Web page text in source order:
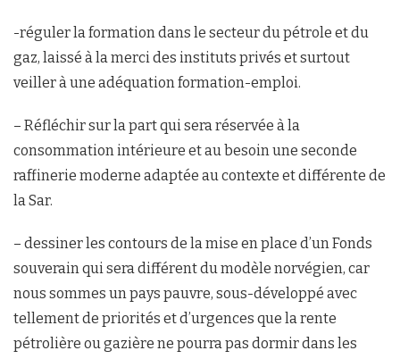
-réguler la formation dans le secteur du pétrole et du
gaz, laissé à la merci des instituts privés et surtout
veiller à une adéquation formation-emploi.
– Réfléchir sur la part qui sera réservée à la
consommation intérieure et au besoin une seconde
raffinerie moderne adaptée au contexte et différente de
la Sar.
– dessiner les contours de la mise en place d’un Fonds
souverain qui sera différent du modèle norvégien, car
nous sommes un pays pauvre, sous-développé avec
tellement de priorités et d’urgences que la rente
pétrolière ou gazière ne pourra pas dormir dans les